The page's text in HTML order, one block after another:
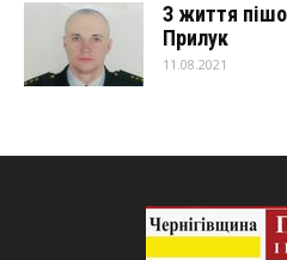
З життя
Прилук
11.08.2021